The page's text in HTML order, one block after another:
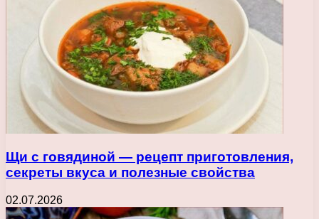
Щи с говядиной — рецепт приготовления,
секреты вкуса и полезные свойства
02.07.2026